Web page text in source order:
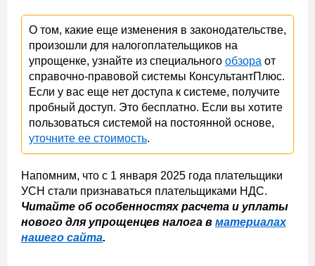
О том, какие еще изменения в законодательстве,
произошли для налогоплательщиков на
упрощенке, узнайте из специального обзора от
справочно-правовой системы КонсультантПлюс.
Если у вас еще нет доступа к системе, получите
пробный доступ. Это бесплатно. Если вы хотите
пользоваться системой на постоянной основе,
уточните ее стоимость.
Напомним, что с 1 января 2025 года плательщики
УСН стали признаваться плательщиками НДС.
Читайте об особенностях расчета и уплаты
нового для упрощенцев налога в материалах
нашего сайта.